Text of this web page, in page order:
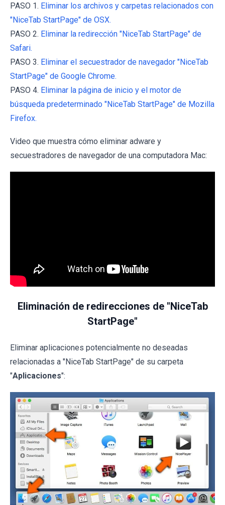
PASO 1. Eliminar los archivos y carpetas relacionados con
"NiceTab StartPage" de OSX.
PASO 2. Eliminar la redirección "NiceTab StartPage" de
Safari.
PASO 3. Eliminar el secuestrador de navegador "NiceTab
StartPage" de Google Chrome.
PASO 4. Eliminar la página de inicio y el motor de
búsqueda predeterminado "NiceTab StartPage" de Mozilla
Firefox.
Video que muestra cómo eliminar adware y
secuestradores de navegador de una computadora Mac:
Eliminación de redirecciones de "NiceTab
StartPage"
Eliminar aplicaciones potencialmente no deseadas
relacionadas a "NiceTab StartPage" de su carpeta
"Aplicaciones":